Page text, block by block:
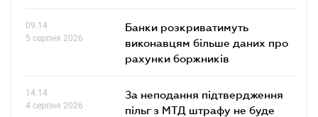
09.14
5 серпня 2026
Банки розкриватимуть
виконавцям більше даних про
рахунки боржників
14.14
4 серпня 2026
За неподання підтвердження
пільг з МТД штрафу не буде